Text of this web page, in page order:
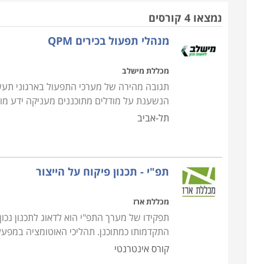
חשוב לציין כי תפקידו של מנהל תפעול הוא רב
שלמקצועות אחרים היקף תפקיד צר וממוקד יותר.
עובדים, ניהול מלאי, ניהול פרויקט, עבודה מול
צורך בכישורי מולטי טאסקינג על מנת לתפקד
קורס מנהלי תפעול כולל מגוון רחב של נושאים, החל
דרך פעילות הרכש לרבות קשר עם ספקים, בדיקות
טכנולוגי של מערכות מידע, רשתות תקשורת ומחשבים
הלימודים ב
ההתמחות שלו על פי אופי עבודתו הנוכחית, או על
נמצאו 4 קורסים
מנהלי תפעול בכירים QPM
מכללת מישלב
תגובה מהירה של מערכי התפעול בארגוני
הנשענת על מודלים מתוכננים מעניקה ידע
תל-אביב
תפ"י - תכנון פיקוח על הייצור
מכללת ארז
תפקידו של מערך התפ"י הוא לדאוג לתכנון
התקדמותו כמתוכנן. תהליכי האוטומציה
קורס אינטרנטי